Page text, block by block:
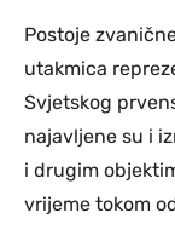
Postoje
utakmica
Svjetskog
najavljene su i
i drugim
vrijeme tokom